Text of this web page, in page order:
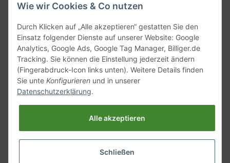
Versand mit
Wie wir Cookies & Co nutzen
Durch Klicken auf „Alle akzeptieren“ gestatten Sie den
Einsatz folgender Dienste auf unserer Website: Google
Analytics, Google Ads, Google Tag Manager, Billiger.de
Tracking. Sie können die Einstellung jederzeit ändern
(Fingerabdruck-Icon links unten). Weitere Details finden
Sie unte Konfigurieren und in unserer
Datenschutzerklärung.
Alle akzeptieren
Schließen